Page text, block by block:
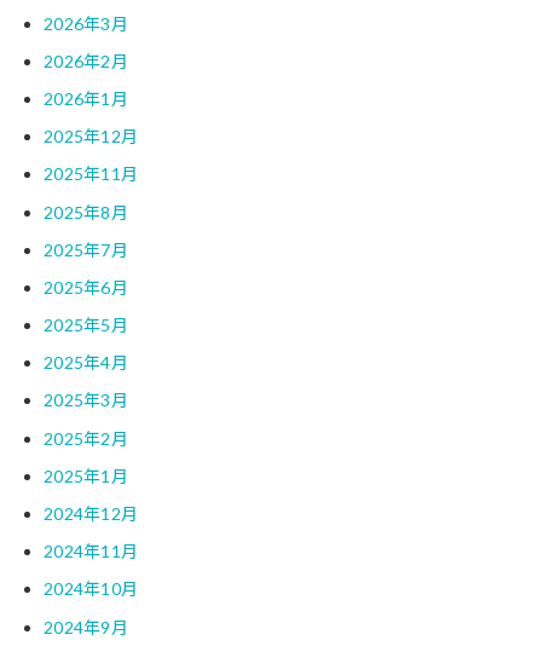
2026年3月
2026年2月
2026年1月
2025年12月
2025年11月
2025年8月
2025年7月
2025年6月
2025年5月
2025年4月
2025年3月
2025年2月
2025年1月
2024年12月
2024年11月
2024年10月
2024年9月